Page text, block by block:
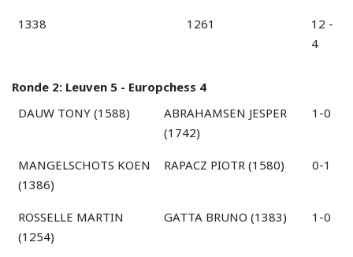
1338 1261
12 -
4
Ronde 2: Leuven 5 - Europchess 4
DAUW TONY (1588)
ABRAHAMSEN JESPER
(1742)
1-0
MANGELSCHOTS KOEN
(1386)
RAPACZ PIOTR (1580) 0-1
ROSSELLE MARTIN
(1254)
GATTA BRUNO (1383) 1-0